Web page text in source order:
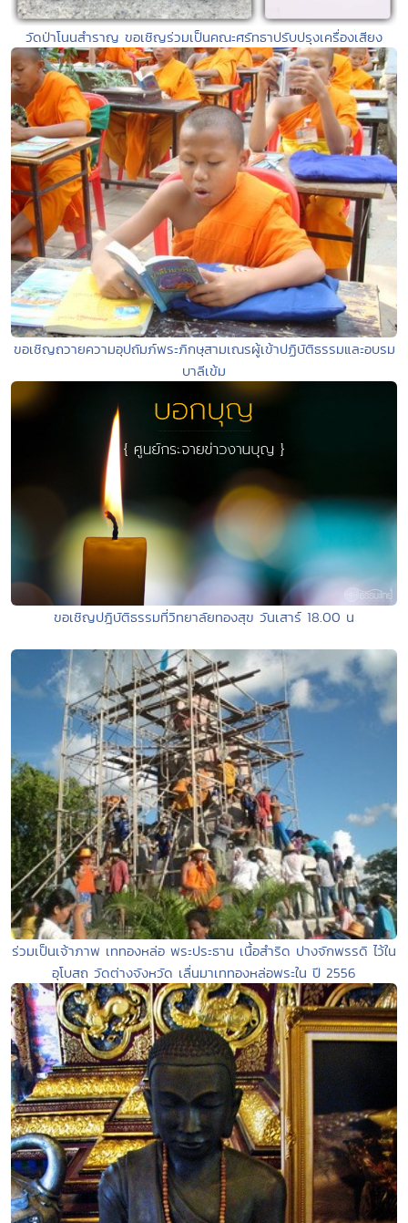
วัดป่าโนนสำราญ ขอเชิญร่วมเป็นคณะศรัทธาปรับปรุงเครื่องเสียง
ขอเชิญถวายความอุปถัมภ์พระภิกษุสามเณรผู้เข้าปฏิบัติธรรมและอบรม
บาลีเข้ม
ขอเชิญปฎิบัติธรรมที่วิทยาลัยทองสุข วันเสาร์ 18.00 น
ร่วมเป็นเจ้าภาพ เททองหล่อ พระประธาน เนื้อสำริด ปางจักพรรดิ ไว้ใน
อุโบสถ วัดต่างจังหวัด เลื่นมาเททองหล่อพระใน ปี 2556